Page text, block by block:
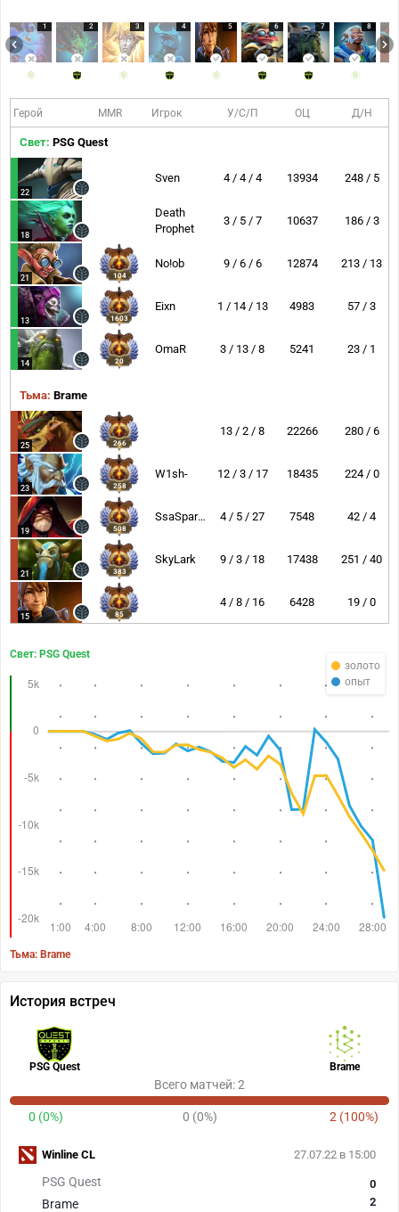
1 2 3 4 5 6 7 8
Герой MMR Игрок У/С/П ОЦ Д/Н
Свет: PSG Quest
22
Sven 4 / 4 / 4 13934 248 / 5
18
Death
Prophet
3 / 5 / 7 10637 186 / 3
21 104
No!ob 9 / 6 / 6 12874 213 / 13
13 1603
Eixn 1 / 14 / 13 4983 57 / 3
14 20
OmaR 3 / 13 / 8 5241 23 / 1
Тьма: Brame
25 266
13 / 2 / 8 22266 280 / 6
23 258
W1sh- 12 / 3 / 17 18435 224 / 0
19 508
SsaSpartan 4 / 5 / 27 7548 42 / 4
21 383
SkyLark 9 / 3 / 18 17438 251 / 40
15 85
4 / 8 / 16 6428 19 / 0
золото
опыт
Свет: PSG Quest
Тьма: Brame
История встреч
PSG Quest Brame
Всего матчей: 2
0 (0%) 0 (0%) 2 (100%)
27.07.22 в 15:00
PSG Quest
Brame
0
2
Winline CL